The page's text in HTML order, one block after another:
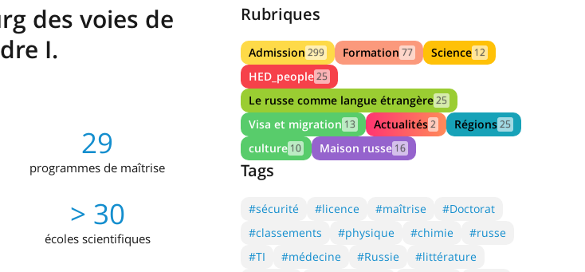
des voies de
I.
29
programmes de maîtrise
> 30
écoles scientifiques
Rubriques
Admission 299 Formation 77 Science 12
HED_people25
Le russe comme langue étrangère25
Visa et migration 13 Actualités2 Régions25
culture 10 Maison russe 16
Tags
#sécurité #licence #maîtrise
#Doctorat
#classements
#physique #chimie
#russe
#TI
#médecine #Russie
#littérature